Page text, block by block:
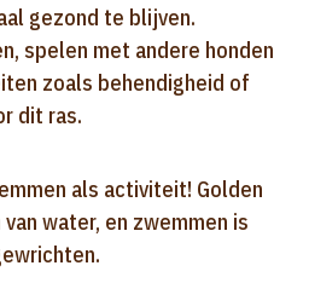
gezond te blijven.
spelen met andere honden
zoals behendigheid of
dit ras.
als activiteit! Golden
water, en zwemmen is